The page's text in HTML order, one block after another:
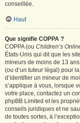
conseillée.
Haut
Que signifie COPPA ?
COPPA (ou Children’s
États-Unis qui dit que les
mineurs de moins de 13
(ou d’un tuteur légal) pour
d’identifier un mineur de
s’applique à vous, lorsque
votre place, contactez un
phpBB Limited et les
conseils juridiques et ne
de toutes sortes, à